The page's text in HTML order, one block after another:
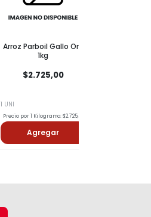
Arroz Parboil Gallo Oro
1kg
$2.725,00
1 UNI
Precio por 1 Kilogramo: $2.725,00
Agregar